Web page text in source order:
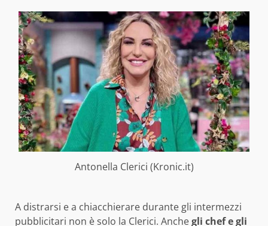
Antonella Clerici (Kronic.it)
A distrarsi e a chiacchierare durante gli intermezzi
pubblicitari non è solo la Clerici. Anchegli chef e gli